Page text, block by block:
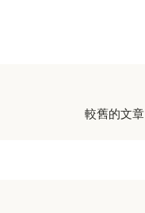
較舊的文章